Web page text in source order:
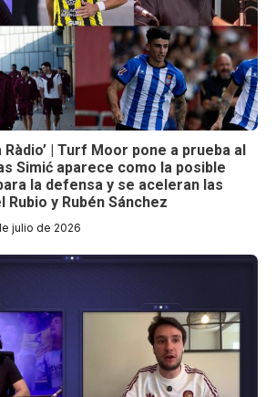
Ràdio’ | Turf Moor pone a prueba al
Simić aparece como la posible
la defensa y se aceleran las
Rubio y Rubén Sánchez
julio de 2026